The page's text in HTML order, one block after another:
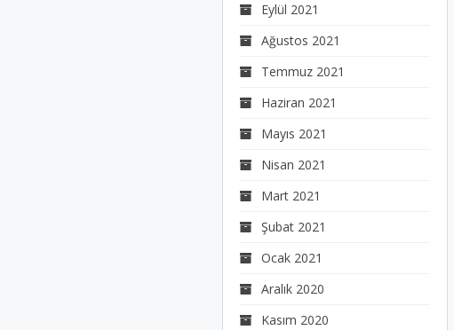
Eylül 2021
Ağustos 2021
Temmuz 2021
Haziran 2021
Mayıs 2021
Nisan 2021
Mart 2021
Şubat 2021
Ocak 2021
Aralık 2020
Kasım 2020